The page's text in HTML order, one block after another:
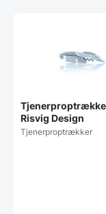
Risvig Design
Tjenerproptrækker